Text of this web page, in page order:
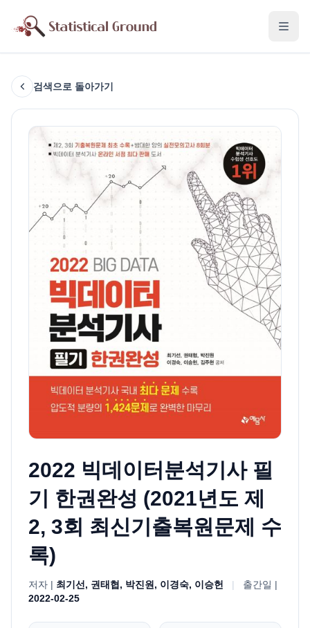
검색으로 돌아가기
2022 빅데이터분석기사 필
기 한권완성 (2021년도 제
2, 3회 최신기출복원문제 수
록)
저자 | 최기선, 권태협, 박진원, 이경숙, 이승헌 |
출간일 |
2022-02-25